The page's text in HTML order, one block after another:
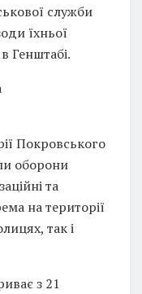
служби
їхньої
Генштабі.
Покровського
оборони
та
на території
так і
з 21